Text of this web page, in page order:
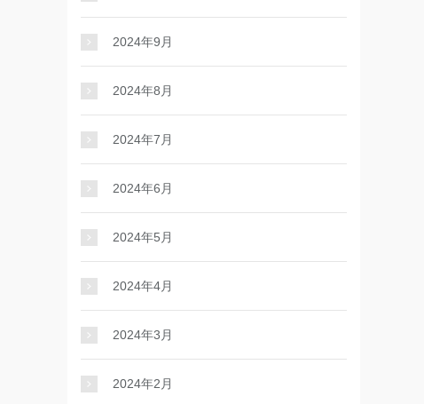
2024年9月
2024年8月
2024年7月
2024年6月
2024年5月
2024年4月
2024年3月
2024年2月